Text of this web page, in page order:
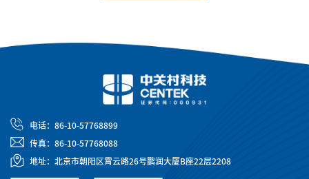
电话：86-10-57768899
传真：86-10-57768088
地址：北京市朝阳区霄云路26号鹏润大厦B座22层2208